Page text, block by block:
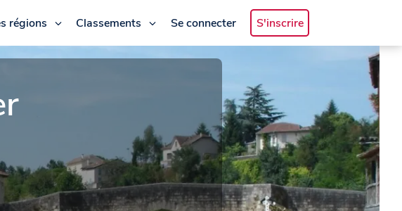
régions Classements Se connecter S'inscrire